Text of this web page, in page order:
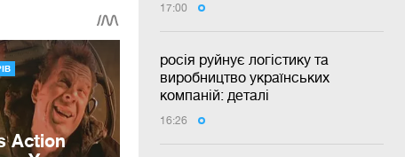
17:00
росія руйнує логістику та
виробництво українських
компаній: деталі
16:26